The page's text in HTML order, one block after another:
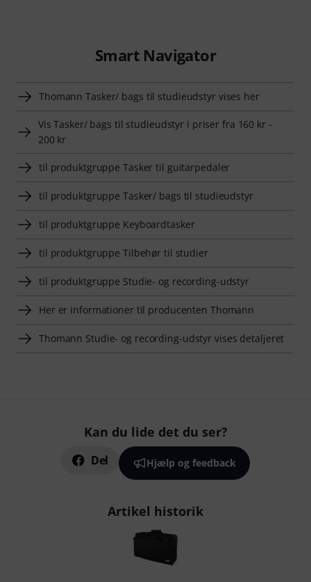
Smart Navigator
Thomann Tasker/ bags til studieudstyr vises her
Vis Tasker/ bags til studieudstyr i priser fra 160 kr -
200 kr
til produktgruppe Tasker til guitarpedaler
til produktgruppe Tasker/ bags til studieudstyr
til produktgruppe Keyboardtasker
til produktgruppe Tilbehør til studier
til produktgruppe Studie- og recording-udstyr
Her er informationer til producenten Thomann
Thomann Studie- og recording-udstyr vises detaljeret
Kan du lide det du ser?
Del Hjælp og feedback
Artikel historik